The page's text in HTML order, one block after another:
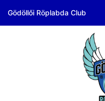
Gödöllői Röplabda Club